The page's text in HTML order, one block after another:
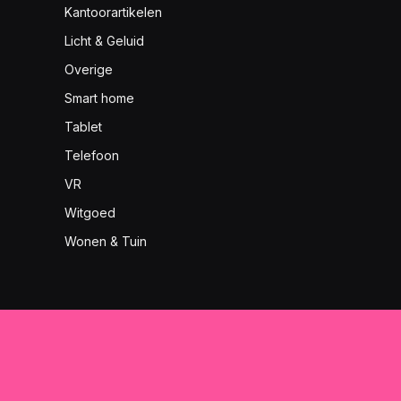
Kantoorartikelen
Licht & Geluid
Overige
Smart home
Tablet
Telefoon
VR
Witgoed
Wonen & Tuin